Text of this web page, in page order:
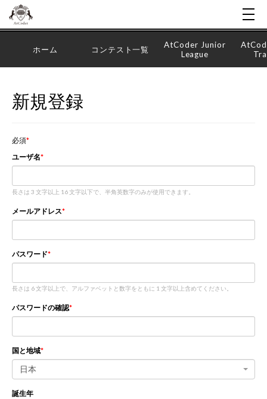
ホーム コンテスト一覧
AtCoder Junior
League
新規登録
必須
ユーザ名
長さは 3 文字以上 16 文字以下で、半角英数字のみが使用できます。
メールアドレス
パスワード
長さは 6 文字以上で、アルファベットと数字をともに 1 文字以上含めてください。
パスワードの確認
国と地域
日本
誕生年